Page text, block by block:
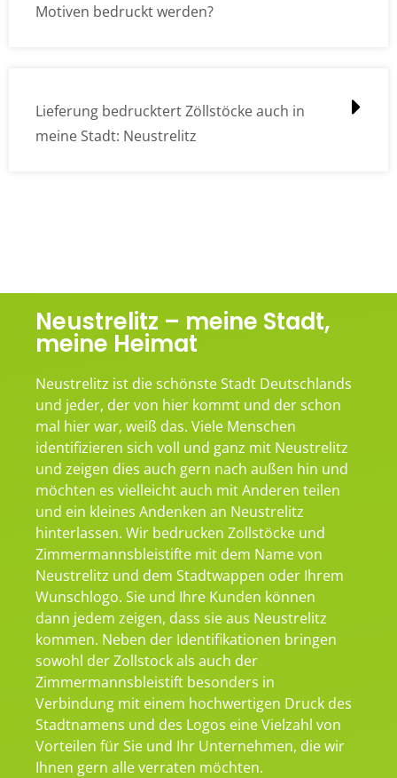
Motiven bedruckt werden?
Lieferung bedrucktert Zöllstöcke auch in
meine Stadt: Neustrelitz
Neustrelitz – meine Stadt,
meine Heimat
Neustrelitz ist die schönste Stadt Deutschlands
und jeder, der von hier kommt und der schon
mal hier war, weiß das. Viele Menschen
identifizieren sich voll und ganz mit Neustrelitz
und zeigen dies auch gern nach außen hin und
möchten es vielleicht auch mit Anderen teilen
und ein kleines Andenken an Neustrelitz
hinterlassen. Wir bedrucken Zollstöcke und
Zimmermannsbleistifte mit dem Name von
Neustrelitz und dem Stadtwappen oder Ihrem
Wunschlogo. Sie und Ihre Kunden können
dann jedem zeigen, dass sie aus Neustrelitz
kommen. Neben der Identifikationen bringen
sowohl der Zollstock als auch der
Zimmermannsbleistift besonders in
Verbindung mit einem hochwertigen Druck des
Stadtnamens und des Logos eine Vielzahl von
Vorteilen für Sie und Ihr Unternehmen, die wir
Ihnen gern alle verraten möchten.